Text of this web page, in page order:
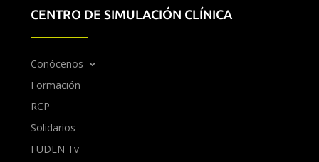
CENTRO DE SIMULACIÓN CLÍNICA
Conócenos
Formación
RCP
Solidarios
FUDEN Tv